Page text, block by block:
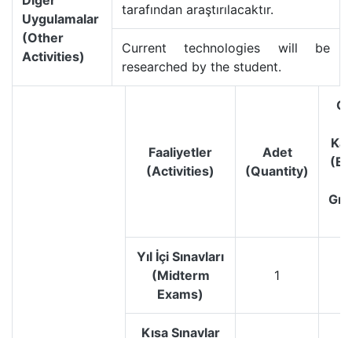
Uygulamalar
(Other
Activities)
tarafından araştırılacaktır.
Current technologies will be
researched by the student.
Faaliyetler
(Activities)
Adet
(Quantity)
Yıl İçi Sınavları
(Midterm
Exams)
1
Kısa Sınavlar